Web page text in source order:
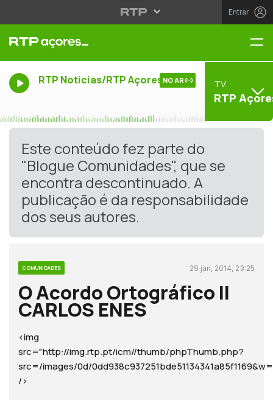
Entrar
RTP Noticias/RTP Açores NO AR TV
RTP
Este conteúdo fez parte do
"Blogue Comunidades", que se
encontra descontinuado. A
publicação é da responsabilidade
dos seus autores.
COMUNIDADES 29 jan, 2014, 23:25
O Acordo Ortográfico II
CARLOS ENES
<img
src="http://img.rtp.pt/icm//thumb/phpThumb.php?
src=/images/0d/
/>